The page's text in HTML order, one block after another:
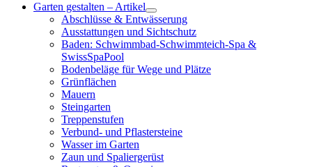
Garten gestalten – Artikel
Abschlüsse & Entwässerung
Ausstattungen und Sichtschutz
Baden: Schwimmbad-Schwimmteich-Spa &
SwissSpaPool
Bodenbeläge für Wege und Plätze
Grünflächen
Mauern
Steingarten
Treppenstufen
Verbund- und Pflastersteine
Wasser im Garten
Zaun und Spaliergerüst